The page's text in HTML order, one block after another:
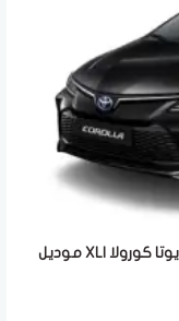
بالفيديو.. الخالدي يكشف مواصفات وسعر تويوتا كورولا XLI موديل